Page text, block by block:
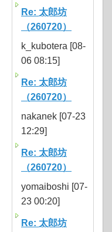
Re: 太郎坊
（260720）
k_kubotera [08-
06 08:15]
Re: 太郎坊
（260720）
nakanek [07-23
12:29]
Re: 太郎坊
（260720）
yomaiboshi [07-
23 00:20]
Re: 太郎坊